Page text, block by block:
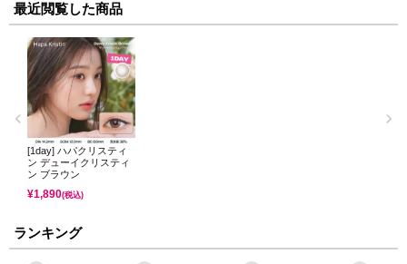
最近閲覧した商品
[1day] ハパクリスティ
ン デューイクリスティ
ン ブラウン
¥1,890(税込)
ランキング